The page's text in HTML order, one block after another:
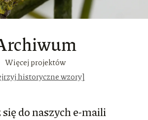
Więcej projektów
historyczne wzory]
do naszych e-maili